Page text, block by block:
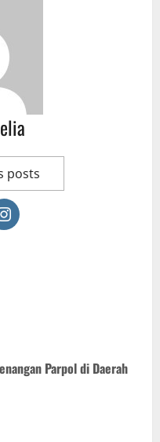
posts
Parpol di Daerah